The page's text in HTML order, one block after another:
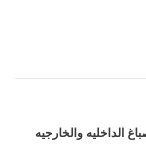
الداخليه والخارجيه